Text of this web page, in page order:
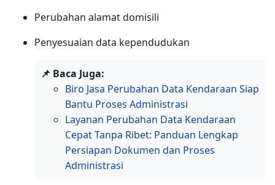
Perubahan alamat domisili
Penyesuaian data kependudukan
📌 Baca Juga:
Biro Jasa Perubahan Data Kendaraan Siap
Bantu Proses Administrasi
Layanan Perubahan Data Kendaraan
Cepat Tanpa Ribet: Panduan Lengkap
Persiapan Dokumen dan Proses
Administrasi